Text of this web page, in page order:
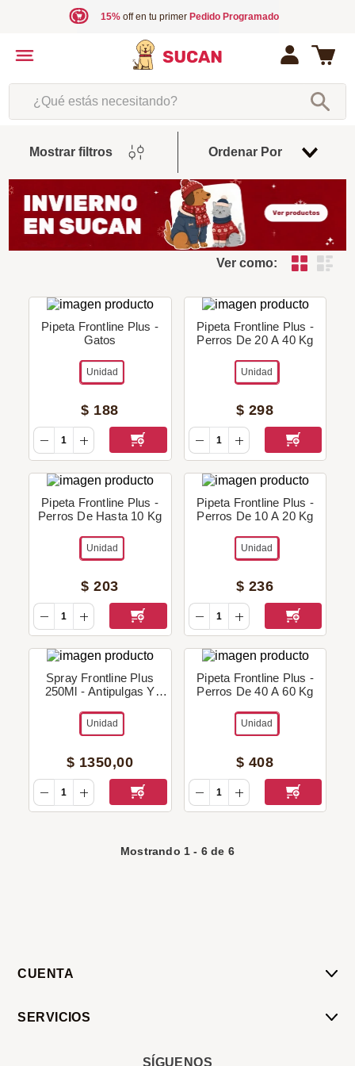
15%off en tu primer Pedido Programado
¿Qué estás necesitando?
Mostrar filtros Ordenar Por
De
Ver como:
Pipeta Frontline Plus -
Gatos
Unidad
$ 188
Pipeta Frontline Plus -
Perros De 20 A 40 Kg
Unidad
$ 298
Pipeta Frontline Plus -
Perros De Hasta 10 Kg
Unidad
$ 203
Pipeta Frontline Plus -
Perros De 10 A 20 Kg
Unidad
$ 236
Spray Frontline Plus
250Ml - Antipulgas Y
Gatos)
Unidad
$ 1350,00
Pipeta Frontline Plus -
Perros De 40 A 60 Kg
Unidad
$ 408
Mostrando 1 - 6 de 6
CUENTA
SERVICIOS
SÍGUENOS